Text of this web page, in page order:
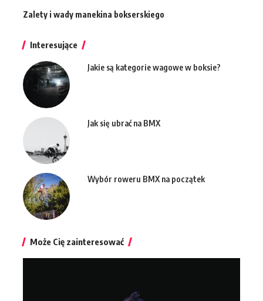
Zalety i wady manekina bokserskiego
Interesujące
Jakie są kategorie wagowe w boksie?
Jak się ubrać na BMX
Wybór roweru BMX na początek
Może Cię zainteresować